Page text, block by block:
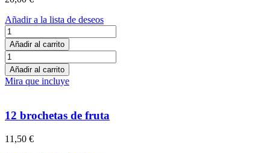
Añadir a la lista de deseos
10
vasitos
de
fruta
de
temporada
Añadir al carrito
10
vasitos
de
fruta
temporada
150gr
Añadir al carrito
Mira que incluye
12 brochetas de fruta
11,50 €